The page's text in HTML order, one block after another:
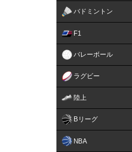
バドミントン
F1
バレーボール
ラグビー
陸上
Bリーグ
NBA